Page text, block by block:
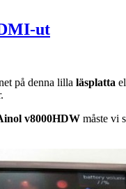
ut
på denna lilla läsplatta
v8000HDW måste vi